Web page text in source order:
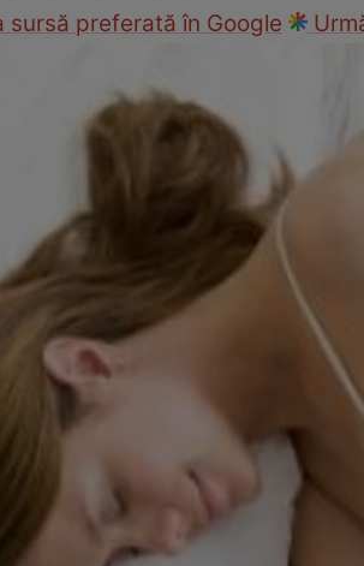
sursă preferată în Google